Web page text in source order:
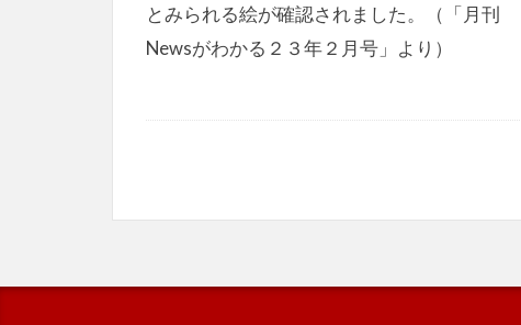
とみられる絵が確認されました。（「月刊
Newsがわかる２３年２月号」より）